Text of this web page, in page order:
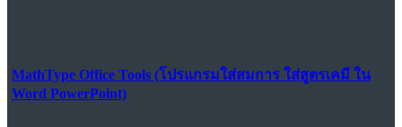
MathType Office Tools (โปรแกรมใส่สมการ ใส่สูตรเคมี ใน
Word PowerPoint)